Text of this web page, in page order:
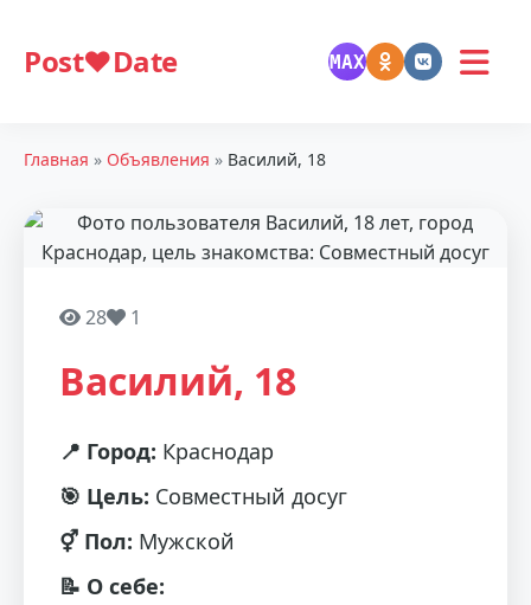
Post❤️Date MAX
Главная » Объявления » Василий, 18
28 1
Василий, 18
📍 Город: Краснодар
🎯 Цель: Совместный досуг
⚥ Пол: Мужской
📝 О себе: